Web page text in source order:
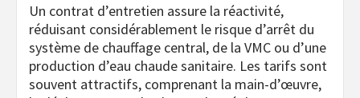
Un contrat d’entretien assure la réactivité,
réduisant considérablement le risque d’arrêt du
système de chauffage central, de la VMC ou d’une
production d’eau chaude sanitaire. Les tarifs sont
souvent attractifs, comprenant la main-d’œuvre,